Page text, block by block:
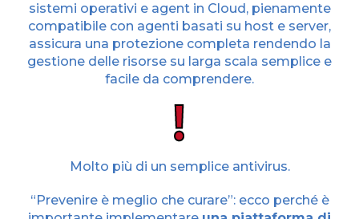
sistemi operativi e agent in Cloud, pienamente
compatibile con agenti basati su host e server,
assicura una protezione completa rendendo la
gestione delle risorse su larga scala semplice e
facile da comprendere.
Molto più di un semplice antivirus.
“Prevenire è meglio che curare”: ecco perché è